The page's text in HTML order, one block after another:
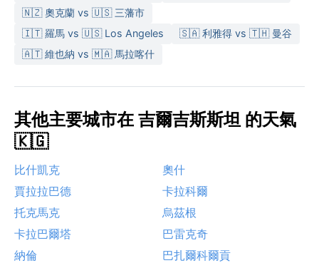
🇳🇿 奧克蘭 vs 🇺🇸 三藩市
🇮🇹 羅馬 vs 🇺🇸 Los Angeles
🇸🇦 利雅得 vs 🇹🇭 曼谷
🇦🇹 維也納 vs 🇲🇦 馬拉喀什
其他主要城市在 吉爾吉斯斯坦 的天氣
🇰🇬
比什凱克
奧什
賈拉拉巴德
卡拉科爾
托克馬克
烏茲根
卡拉巴爾塔
巴雷克奇
納倫
巴扎爾科爾貢